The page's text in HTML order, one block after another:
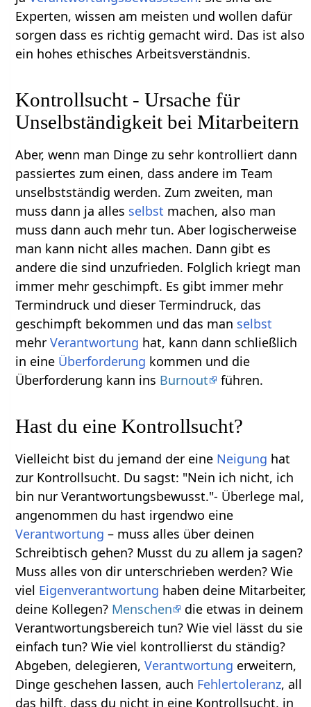
Experten, wissen am meisten und wollen dafür
sorgen dass es richtig gemacht wird. Das ist also
ein hohes ethisches Arbeitsverständnis.
Kontrollsucht - Ursache für
Unselbständigkeit bei Mitarbeitern
Aber, wenn man Dinge zu sehr kontrolliert dann
passiertes zum einen, dass andere im Team
unselbstständig werden. Zum zweiten, man
muss dann ja alles selbst machen, also man
muss dann auch mehr tun. Aber logischerweise
man kann nicht alles machen. Dann gibt es
andere die sind unzufrieden. Folglich kriegt man
immer mehr geschimpft. Es gibt immer mehr
Termindruck und dieser Termindruck, das
geschimpft bekommen und das man selbst
mehrVerantwortung hat, kann dann schließlich
in eine Überforderung kommen und die
Überforderung kann ins Burnout führen.
Hast du eine Kontrollsucht?
Vielleicht bist du jemand der eine Neigung hat
zur Kontrollsucht. Du sagst: "Nein ich nicht, ich
bin nur Verantwortungsbewusst."- Überlege mal,
angenommen du hast irgendwo eine
Verantwortung – muss alles über deinen
Schreibtisch gehen? Musst du zu allem ja sagen?
Muss alles von dir unterschrieben werden? Wie
viel Eigenverantwortung haben deine Mitarbeiter,
deine Kollegen? Menschen
die etwas in deinem
Verantwortungsbereich tun? Wie viel lässt du sie
einfach tun? Wie viel kontrollierst du ständig?
Abgeben, delegieren,Verantwortung erweitern,
Dinge geschehen lassen, auch Fehlertoleranz, all
das hilft, dass du nicht in eine Kontrollsucht, in